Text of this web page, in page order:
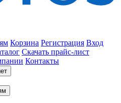
Корзина Регистрация Вход
Скачать прайс-лист
Контакты